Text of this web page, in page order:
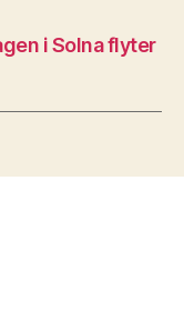
i Solna flyter